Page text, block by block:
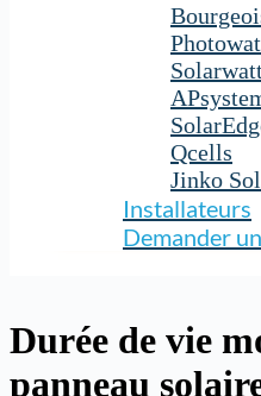
Qcells
Jinko
Installateurs
Demander
Durée de vie
panneau